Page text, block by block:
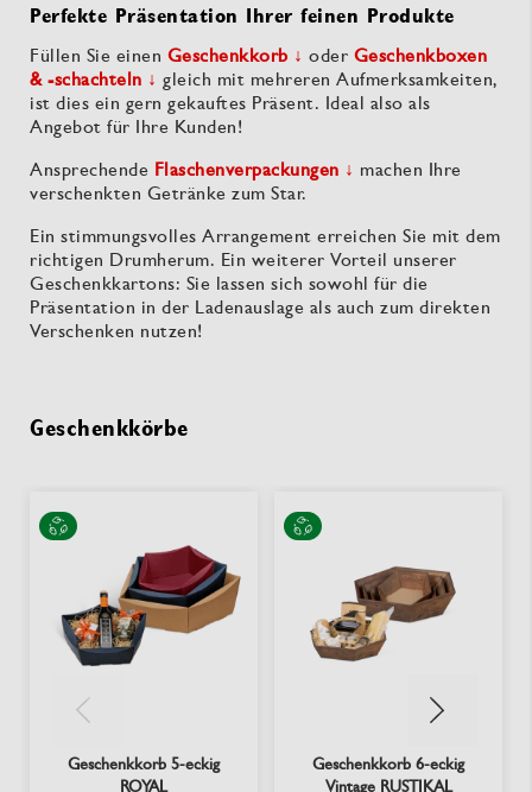
Perfekte Präsentation Ihrer feinen Produkte
Füllen Sie einen Geschenkkorb ↓ oder Geschenkboxen
& -schachteln ↓ gleich mit mehreren Aufmerksamkeiten,
ist dies ein gern gekauftes Präsent. Ideal also als
Angebot für Ihre Kunden!
Ansprechende Flaschenverpackungen ↓ machen Ihre
verschenkten Getränke zum Star.
Ein stimmungsvolles Arrangement erreichen Sie mit dem
richtigen Drumherum. Ein weiterer Vorteil unserer
Geschenkkartons: Sie lassen sich sowohl für die
Präsentation in der Ladenauslage als auch zum direkten
Verschenken nutzen!
Geschenkkörbe
Geschenkkorb 5-eckig
ROYAL
Geschenkkorb 6-eckig
Vintage RUSTIKAL